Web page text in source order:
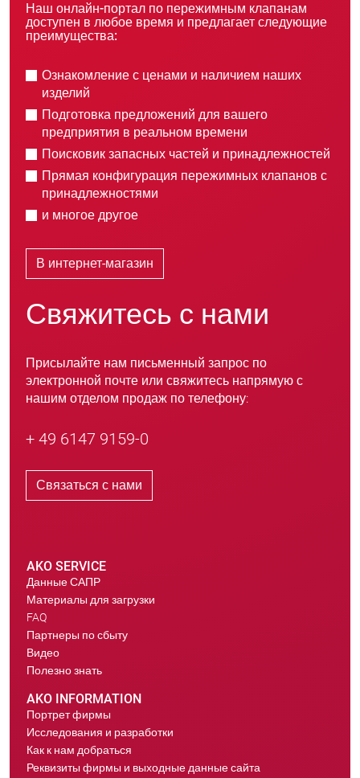
Наш онлайн-портал по пережимным клапанам
доступен в любое время и предлагает следующие
преимущества:
Ознакомление с ценами и наличием наших
изделий
Подготовка предложений для вашего
предприятия в реальном времени
Поисковик запасных частей и принадлежностей
Прямая конфигурация пережимных клапанов с
принадлежностями
и многое другое
В интернет-магазин
Свяжитесь с нами
Присылайте нам письменный запрос по
электронной почте или свяжитесь напрямую с
нашим отделом продаж по телефону:
+ 49 6147 9159-0
Связаться с нами
AKO SERVICE
Данные САПР
Материалы для загрузки
FAQ
Партнеры по сбыту
Видео
Полезно знать
AKO INFORMATION
Портрет фирмы
Исследования и разработки
Как к нам добраться
Реквизиты фирмы и выходные данные сайта